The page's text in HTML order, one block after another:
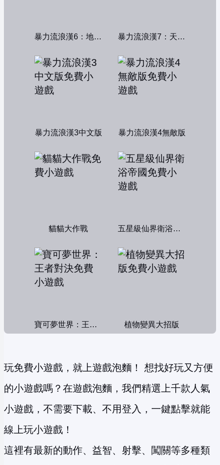
暴力流浪漢6：地獄篇無敵版 暴力流浪漢7：天堂篇無敵版
暴力流浪漢3中文版 暴力流浪漢4無敵版
貓貓大作戰 五星級仙界衛浴帝國
寶可夢世界：王者對決 植物變異大招版
玩免費小遊戲，就上遊戲泡麵！ 想找好玩又方便
的小遊戲嗎？在遊戲泡麵，我們精選上千款人氣
小遊戲，不需要下載、不用登入，一鍵點擊就能
線上玩小遊戲！
這裡有最新的動作、益智、射擊、闖關等多種類